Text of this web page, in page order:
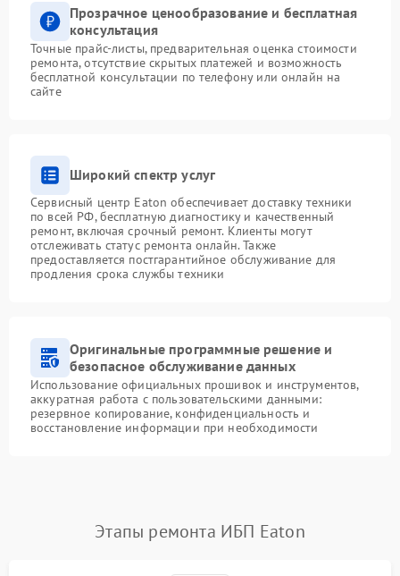
Прозрачное ценообразование и бесплатная
консультация
Точные прайс-листы, предварительная оценка стоимости
ремонта, отсутствие скрытых платежей и возможность
бесплатной консультации по телефону или онлайн на
сайте
Широкий спектр услуг
Сервисный центр Eaton обеспечивает доставку техники
по всей РФ, бесплатную диагностику и качественный
ремонт, включая срочный ремонт. Клиенты могут
отслеживать статус ремонта онлайн. Также
предоставляется постгарантийное обслуживание для
продления срока службы техники
Оригинальные программные решение и
безопасное обслуживание данных
Использование официальных прошивок и инструментов,
аккуратная работа с пользовательскими данными:
резервное копирование, конфиденциальность и
восстановление информации при необходимости
Этапы ремонта ИБП Eaton